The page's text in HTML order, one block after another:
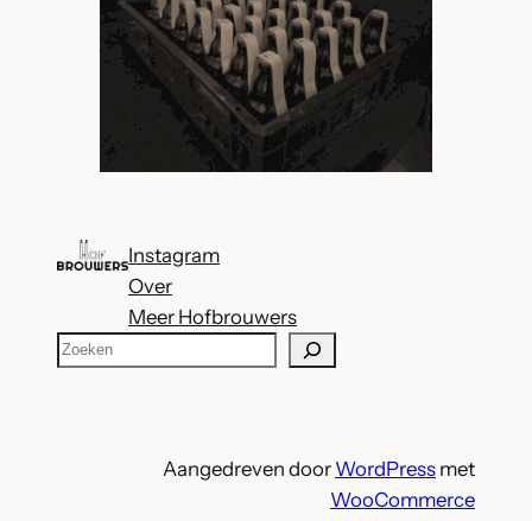
Instagram
Over
Meer Hofbrouwers
Z
Aangedreven door WordPress met
WooCommerce